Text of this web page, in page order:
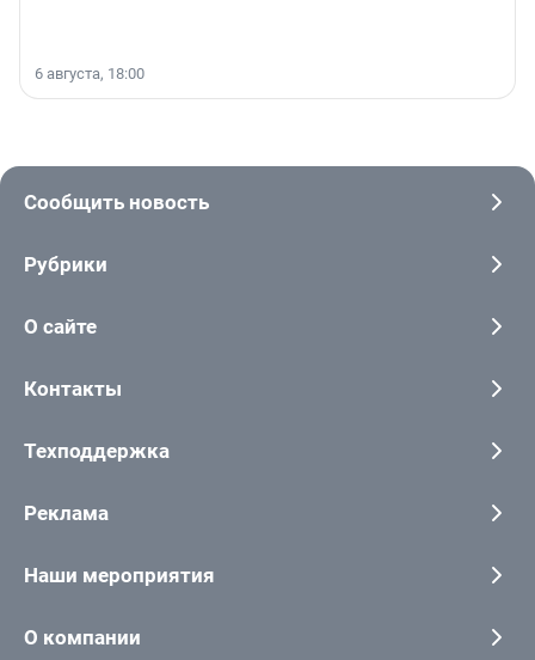
6 августа, 18:00
Сообщить новость
Рубрики
О сайте
Контакты
Техподдержка
Реклама
Наши мероприятия
О компании